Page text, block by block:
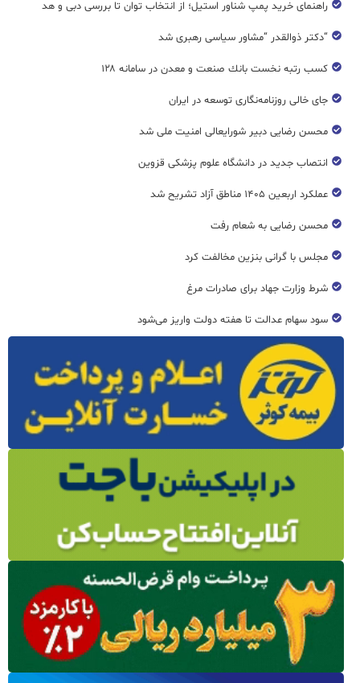
راهنمای خرید پمپ شناور استیل؛ از انتخاب توان تا بررسی دبی و هد
“دکتر ذوالقدر “مشاور سیاسی رهبری شد
كسب رتبه نخست بانك صنعت و معدن در سامانه ۱۲۸
جای خالی روزنامه‌نگاری توسعه در ایران
محسن رضایی دبیر شورایعالی امنیت ملی شد
انتصاب جدید در دانشگاه علوم پزشکی قزوین
عملکرد اربعین ۱۴۰۵ مناطق آزاد تشریح شد
محسن رضایی به شعام رفت
مجلس با گرانی بنزین مخالفت کرد
شرط وزارت جهاد برای صادرات مرغ
سود سهام عدالت تا هفته دولت واریز می‌شود